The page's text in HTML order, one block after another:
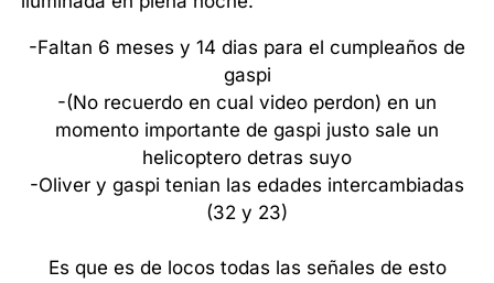
-Faltan 6 meses y 14 dias para el cumpleaños de
gaspi
-(No recuerdo en cual video perdon) en un
momento importante de gaspi justo sale un
helicoptero detras suyo
-Oliver y gaspi tenian las edades intercambiadas
(32 y 23)
Es que es de locos todas las señales de esto